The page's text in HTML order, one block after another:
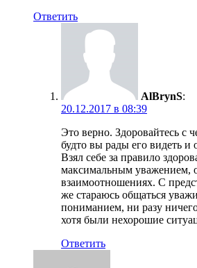
Ответить
AlBrynS:
20.12.2017 в 08:39
Это верно. Здоровайтесь с
будто вы рады его видеть и
Взял себе за правило
максимальным уважением,
взаимоотношениях. С
же стараюсь общаться
пониманием, ни разу
хотя были нехорошие
Ответить